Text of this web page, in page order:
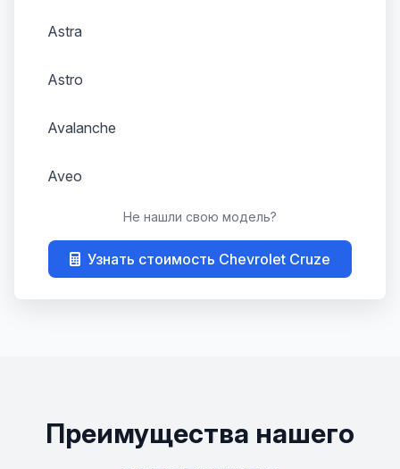
Astra
Astro
Avalanche
Aveo
Beretta
Не нашли свою модель?
Узнать стоимость Chevrolet Cruze
Преимущества нашего